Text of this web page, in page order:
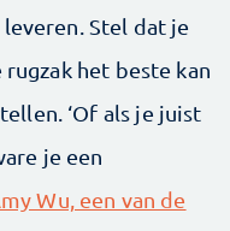
Stel dat je
het beste kan
‘Of als je juist
je een
Wu, een van de